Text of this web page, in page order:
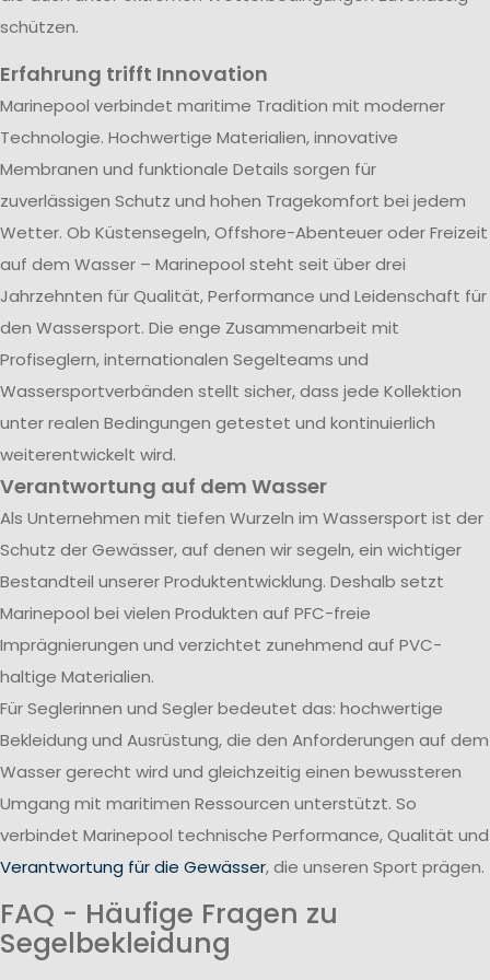
schützen.
Erfahrung trifft Innovation
Marinepool verbindet maritime Tradition mit moderner
Technologie. Hochwertige Materialien, innovative
Membranen und funktionale Details sorgen für
zuverlässigen Schutz und hohen Tragekomfort bei jedem
Wetter. Ob Küstensegeln, Offshore-Abenteuer oder Freizeit
auf dem Wasser – Marinepool steht seit über drei
Jahrzehnten für Qualität, Performance und Leidenschaft für
den Wassersport. Die enge Zusammenarbeit mit
Profiseglern, internationalen Segelteams und
Wassersportverbänden stellt sicher, dass jede Kollektion
unter realen Bedingungen getestet und kontinuierlich
weiterentwickelt wird.
Verantwortung auf dem Wasser
Als Unternehmen mit tiefen Wurzeln im Wassersport ist der
Schutz der Gewässer, auf denen wir segeln, ein wichtiger
Bestandteil unserer Produktentwicklung. Deshalb setzt
Marinepool bei vielen Produkten auf PFC-freie
Imprägnierungen und verzichtet zunehmend auf PVC-
haltige Materialien.
Für Seglerinnen und Segler bedeutet das: hochwertige
Bekleidung und Ausrüstung, die den Anforderungen auf dem
Wasser gerecht wird und gleichzeitig einen bewussteren
Umgang mit maritimen Ressourcen unterstützt. So
verbindet Marinepool technische Performance, Qualität und
Verantwortung für die Gewässer, die unseren Sport prägen.
FAQ - Häufige Fragen zu
Segelbekleidung